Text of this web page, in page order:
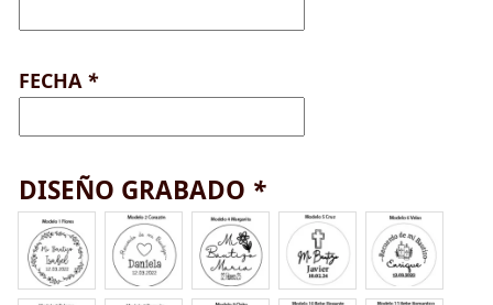
FECHA *
DISEÑO GRABADO *